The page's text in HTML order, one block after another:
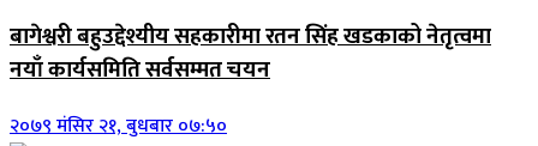
बागेश्वरी बहुउद्देश्यीय सहकारीमा रतन सिंह खडकाको नेतृत्वमा
नयाँ कार्यसमिति सर्वसम्मत चयन
२०७९ मंसिर २१, बुधबार ०७:५०